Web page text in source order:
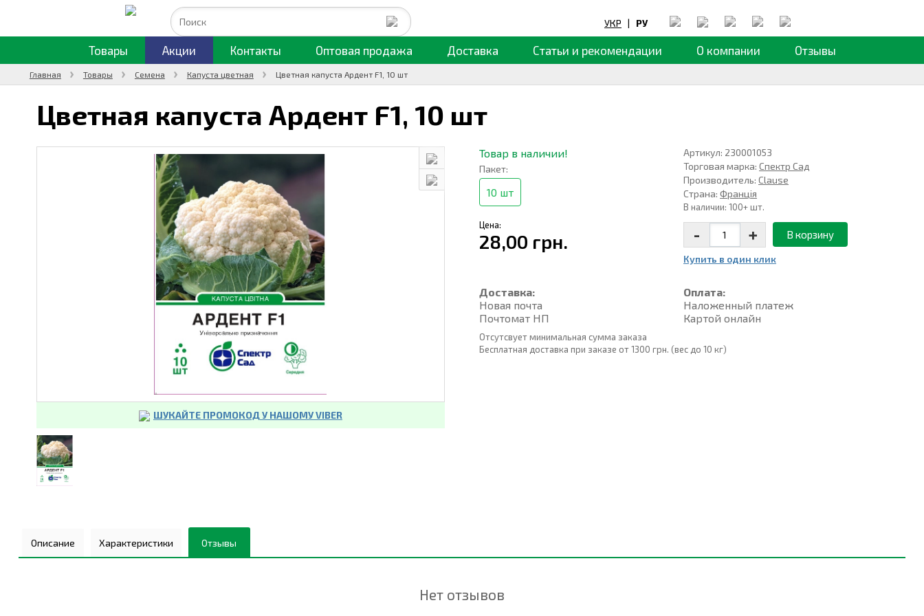
УКР | РУ
Товары Акции Контакты Оптовая продажа Доставка Статьи и рекомендации О компании Отзывы
Главная Товары Семена Капуста цветная Цветная капуста Ардент F1, 10 шт
Цветная капуста Ардент F1, 10 шт
ШУКАЙТЕ ПРОМОКОД У НАШОМУ VIBER
Товар в наличии!
Пакет:
10 шт
Артикул: 230001053
Торговая марка:Спектр Сад
Производитель:Clause
Страна:Франція
В наличии: 100+ шт.
Цена:
28,00 грн. - + В корзину
Купить в один клик
Доставка:
Новая почта
Почтомат НП
Оплата:
Наложенный платеж
Картой онлайн
Отсутсвует минимальная сумма заказа
Бесплатная доставка при заказе от 1300 грн. (вес до 10 кг)
Описание Характеристики Отзывы
Нет отзывов